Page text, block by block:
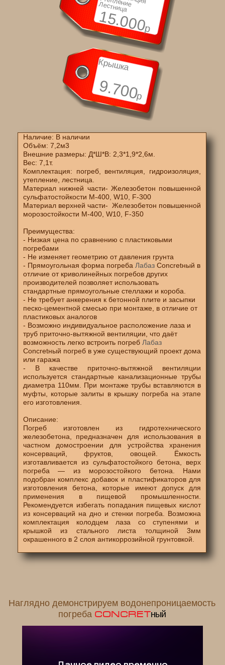
Крышка
9.700р
Лестница
15.000р
Наличие: В наличии
Объём: 7,2м3
Внешние размеры: Д*Ш*В: 2,3*1,9*2,6м.
Вес: 7,1т.
Комплектация: погреб, вентиляция, гидроизоляция,
утепление, лестница.
Материал нижней части- Железобетон повышенной
сульфатостойкости M-400, W10, F-300
Материал верхней части- Железобетон повышенной
морозостойкости M-400, W10, F-350
Преимущества:
- Низкая цена по сравнению с пластиковыми
погребами
- Не изменяет геометрию от давления грунта
- Прямоугольная форма погреба Лабаз Concretный в
отличие от криволинейных погребов других
производителей позволяет использовать
стандартные прямоугольные стеллажи и короба.
- Не требует анкерения к бетонной плите и засыпки
песко-цементной смесью при монтаже, в отличие от
пластиковых аналогов
- Возможно индивидуальное расположение лаза и
труб приточно-вытяжной вентиляции, что даёт
возможность легко встроить погреб Лабаз
Concretный погреб в уже существующий проект дома
или гаража
- В качестве приточно-вытяжной вентиляции
используется стандартные канализационные трубы
диаметра 110мм. При монтаже трубы вставляются в
муфты, которые залиты в крышку погреба на этапе
его изготовления.
Описание:
Погреб изготовлен из гидротехнического
железобетона, предназначен для использования в
частном домостроении для устройства хранения
консерваций, фруктов, овощей. Ёмкость
изготавливается из сульфатостойкого бетона, верх
погреба — из морозостойкого бетона. Нами
подобран комплекс добавок и пластификаторов для
изготовления бетона, которые имеют допуск для
применения в пищевой промышленности.
Рекомендуется избегать попадания пищевых кислот
из консерваций на дно и стенки погреба. Возможна
комплектация колодцем лаза со ступенями и
крышкой из стального листа толщиной 3мм
окрашенного в 2 слоя антикоррозийной грунтовкой.
Наглядно демонстрируем водонепроницаемость
погреба CONCRETный